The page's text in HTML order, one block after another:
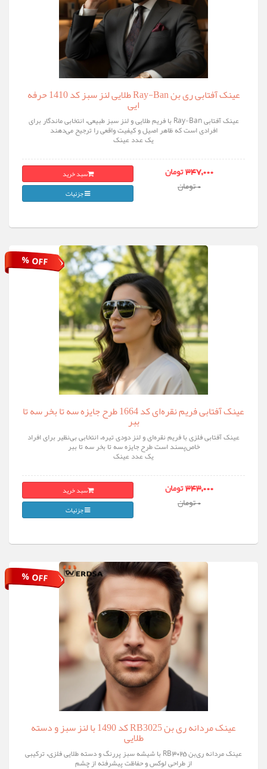
عینک آفتابی ری‌ بن Ray-Ban طلایی لنز سبز کد 1410 حرفه
ایی
عینک آفتابی Ray-Ban با فریم طلایی و لنز سبز طبیعی، انتخابی ماندگار برای
افرادی است که ظاهر اصیل و کیفیت واقعی را ترجیح می‌دهند
یک عدد عینک
347,000 تومان
0 تومان
سبد خرید
جزئیات
% OFF
عینک آفتابی فریم نقره‌ای کد 1664 طرح جایزه سه تا بخر سه تا
ببر
عینک آفتابی فلزی با فریم نقره‌ای و لنز دودی تیره، انتخابی بی‌نظیر برای افراد
خاص‌پسند است طرح جایزه سه تا بخر سه تا ببر
یک عدد عینک
343,000 تومان
0 تومان
سبد خرید
جزئیات
% OFF
عینک مردانه ری‌ بن RB3025 کد 1490 با لنز سبز و دسته
طلایی
عینک مردانه ری‌بن RB3025 با شیشه سبز پررنگ و دسته طلایی فلزی، ترکیبی
از طراحی لوکس و حفاظت پیشرفته از چشم